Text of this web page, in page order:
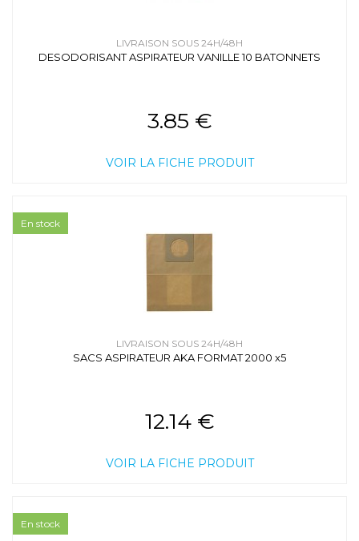
LIVRAISON SOUS 24H/48H
DESODORISANT ASPIRATEUR VANILLE 10 BATONNETS
3.85 €
VOIR LA FICHE PRODUIT
LIVRAISON SOUS 24H/48H
SACS ASPIRATEUR AKA FORMAT 2000 x5
12.14 €
VOIR LA FICHE PRODUIT
En stock
En stock